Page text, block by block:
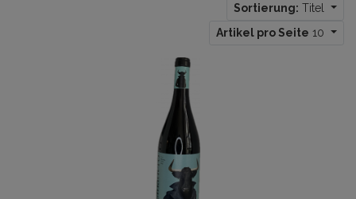
Sortierung: Titel
Artikel pro Seite 10